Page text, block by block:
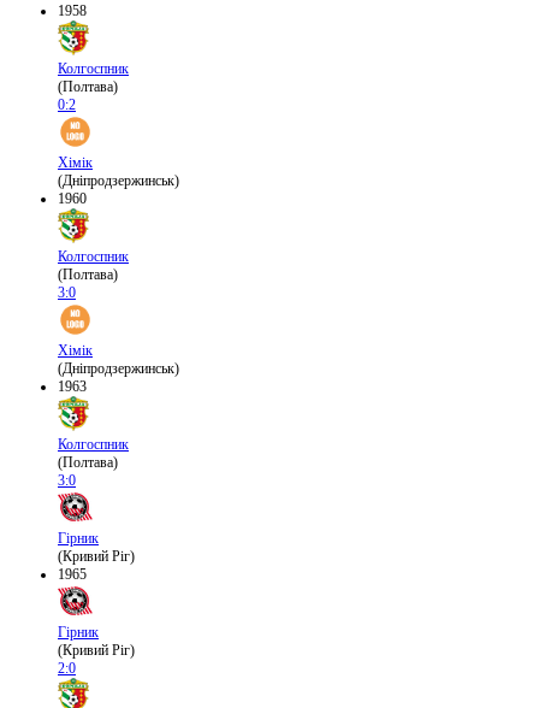
1958
Колгоспник
(Полтава)
0:2
Хімік
(Дніпродзержинськ)
1960
Колгоспник
(Полтава)
3:0
Хімік
(Дніпродзержинськ)
1963
Колгоспник
(Полтава)
3:0
Гірник
(Кривий Ріг)
1965
Гірник
(Кривий Ріг)
2:0